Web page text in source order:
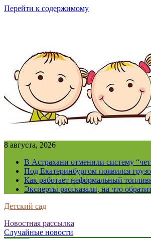
Перейти к содержимому
8 августа, 2026
В Астрахани отменили систему
Под Екатеринбургом появился
Как работает неформальный
Эксперты рассказали, на что
Детский сад
Новостная рассылка
Случайные новости